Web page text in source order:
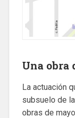
Una obra
La actuación
subsuelo de
obras de